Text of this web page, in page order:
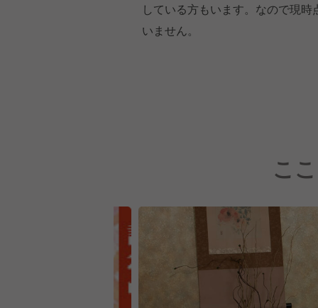
している方もいます。なので現
いません。
こ